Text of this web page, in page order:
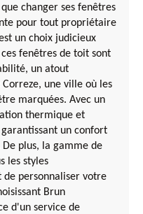
changer ses fenêtres
pour tout propriétaire
un choix judicieux
fenêtres de toit sont
un atout
une ville où les
marquées. Avec un
thermique et
un confort
plus, la gamme de
les styles
personnaliser votre
Brun
d'un service de